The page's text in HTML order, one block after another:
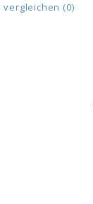
vergleichen (0)